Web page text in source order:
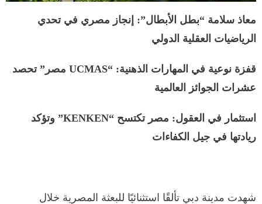
معاذ سلامة “بطل الأبطال”: إنجاز مصري في تحدي
الرياضيات العقلية الدولي
​قفزة نوعية في المهارات الذهنية: “UCMAS مصر” تحصد
عشرات الجوائز العالمية
​استثمار في العقول: مصر تكتسح “KENKEN” وتؤكد
ريادتها في جيل الكفاءات
شهدت مدينة دبي تألقًا استثنائيًا للبعثة المصرية خلال